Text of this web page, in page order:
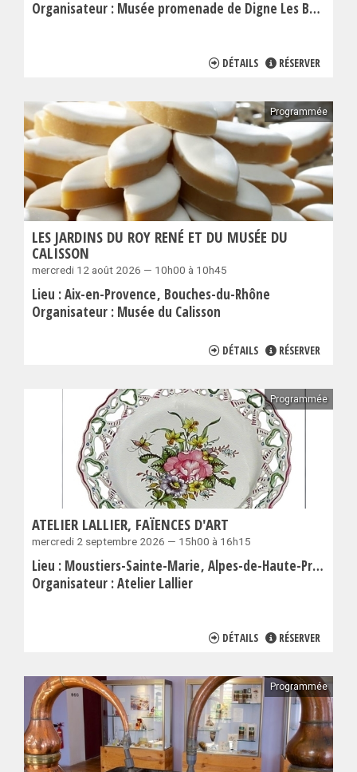
Organisateur : Musée promenade de Digne Les Bains
DÉTAILS RÉSERVER
Programmée
LES JARDINS DU ROY RENÉ ET DU MUSÉE DU
CALISSON
mercredi 12 août 2026 — 10h00 à 10h45
Lieu :Aix-en-Provence Bouches-du-Rhône
Organisateur : Musée du Calisson
DÉTAILS RÉSERVER
Programmée
ATELIER LALLIER, FAÏENCES D'ART
mercredi 2 septembre 2026 — 15h00 à 16h15
Lieu : Moustiers-Sainte-Marie Alpes-de-Haute-Provence
Organisateur :Atelier Lallier
DÉTAILS RÉSERVER
Programmée